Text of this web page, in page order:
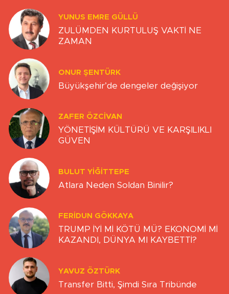
YUNUS EMRE GÜLLÜ
ZULÜMDEN KURTULUŞ VAKTİ NE
ZAMAN
ONUR ŞENTÜRK
Büyükşehir’de dengeler değişiyor
ZAFER ÖZCIVAN
YÖNETİŞİM KÜLTÜRÜ VE KARŞILIKLI
GÜVEN
BULUT YİĞİTTEPE
Atlara Neden Soldan Binilir?
FERIDUN GÖKKAYA
TRUMP İYİ Mİ KÖTÜ MÜ? EKONOMİ Mİ
KAZANDI, DÜNYA MI KAYBETTİ?
YAVUZ ÖZTÜRK
Transfer Bitti, Şimdi Sıra Tribünde